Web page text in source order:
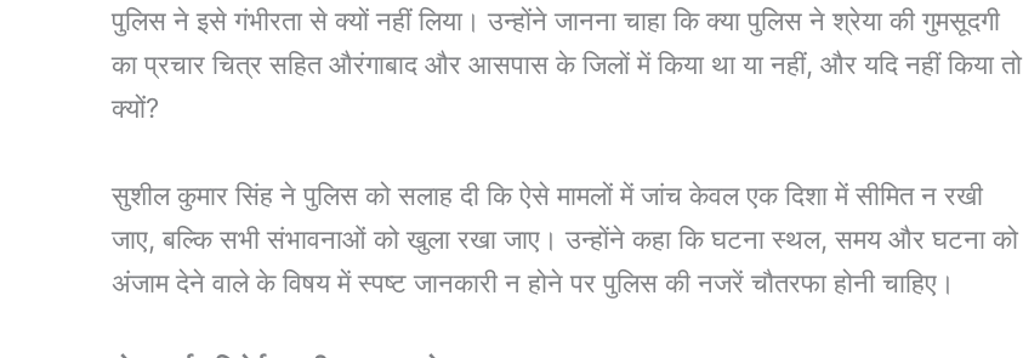
पुलिस ने इसे गंभीरता से क्यों नहीं लिया। उन्होंने जानना चाहा कि क्या पुलिस ने श्रेया की गुमसूदगी
का प्रचार चित्र सहित औरंगाबाद और आसपास के जिलों में किया था या नहीं, और यदि नहीं किया तो
क्यों?
सुशील कुमार सिंह ने पुलिस को सलाह दी कि ऐसे मामलों में जांच केवल एक दिशा में सीमित न रखी
जाए, बल्कि सभी संभावनाओं को खुला रखा जाए। उन्होंने कहा कि घटना स्थल, समय और घटना को
अंजाम देने वाले के विषय में स्पष्ट जानकारी न होने पर पुलिस की नजरें चौतरफा होनी चाहिए।